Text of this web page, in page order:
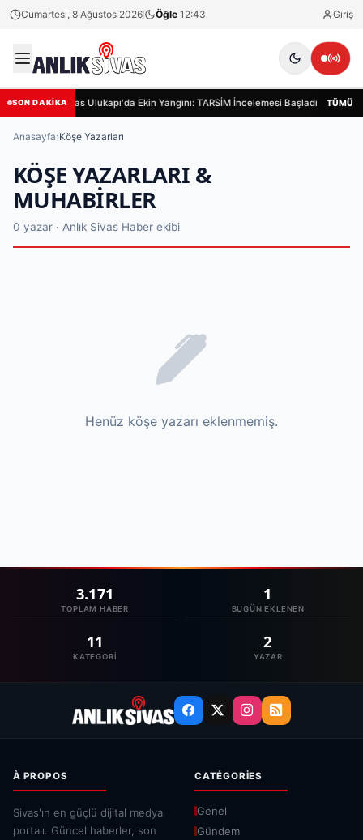
Cumartesi, 8 Ağustos 2026 Öğle 12:43 Giriş
SON DAKİKASivas Ulukapı'da Ekin Yangını: TARSİM İncelemesi Başladı TÜMÜ
Anasayfa›Köşe Yazarları
KÖŞE YAZARLARI &
MUHABIRLER
0 yazar · Anlık Sivas Haber ekibi
Henüz köşe yazarı eklenmemiş.
3.171
TOPLAM HABER
1
BUGÜN EKLENEN
11
KATEGORI
2
YAZAR
À PROPOS
Sivas'ın en güçlü dijital medya
portalı. Güncel haberler, son
CATÉGORIES
Genel
Gündem